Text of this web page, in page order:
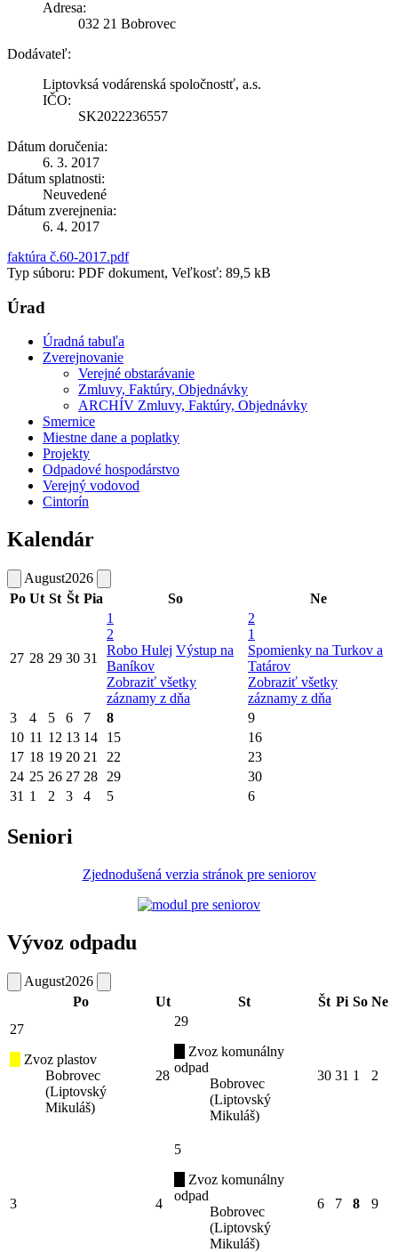
Adresa:
032 21 Bobrovec
Dodávateľ:
Liptovksá vodárenská spoločnostť, a.s.
IČO:
SK2022236557
Dátum doručenia:
6. 3. 2017
Dátum splatnosti:
Neuvedené
Dátum zverejnenia:
6. 4. 2017
faktúra č.60-2017.pdf
Typ súboru: PDF dokument, Veľkosť: 89,5 kB
Úrad
Úradná tabuľa
Zverejnovanie
Verejné obstarávanie
Zmluvy, Faktúry, Objednávky
ARCHÍV Zmluvy, Faktúry, Objednávky
Smernice
Miestne dane a poplatky
Projekty
Odpadové hospodárstvo
Verejný vodovod
Cintorín
Kalendár
August2026
Po Ut St Št Pia So Ne
27 28 29 30 31
1
2
Robo Hulej Výstup na
Baníkov
Zobraziť všetky
záznamy z dňa
2
1
Spomienky na Turkov a
Tatárov
Zobraziť všetky
záznamy z dňa
3
4 5 6 7 8
9
10 11 12 13 14 15
16
17 18 19 20 21 22
23
24 25 26 27 28 29
30
31 1 2 3 4 5 6
Seniori
Zjednodušená verzia stránok pre seniorov
Vývoz odpadu
August2026
Po
Ut St Št Pi So Ne
27
Zvoz plastov
Bobrovec
(Liptovský
Mikuláš)
28
29
Zvoz komunálny
odpad
Bobrovec
(Liptovský
Mikuláš)
30 31 1 2
3 4
5
Zvoz komunálny
odpad
Bobrovec
(Liptovský
Mikuláš)
6 7 8 9